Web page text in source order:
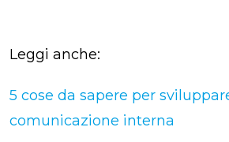
Leggi anche:
5 cose da sapere per
comunicazione interna